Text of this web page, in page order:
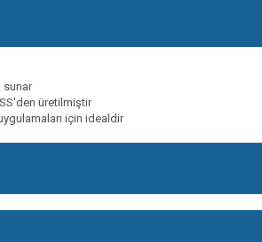
sunar
üretilmiştir
için idealdir